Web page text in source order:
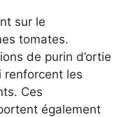
sur le
tomates.
de purin d’ortie
renforcent les
Ces
également